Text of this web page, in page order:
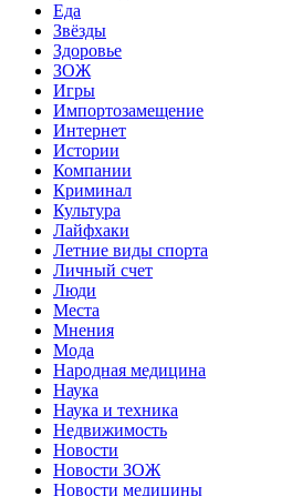
Еда
Звёзды
Здоровье
ЗОЖ
Игры
Импортозамещение
Интернет
Истории
Компании
Криминал
Культура
Лайфхаки
Летние виды спорта
Личный счет
Люди
Места
Мнения
Мода
Народная медицина
Наука
Наука и техника
Недвижимость
Новости
Новости ЗОЖ
Новости медицины